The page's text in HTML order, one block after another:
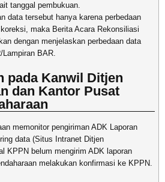
tanggal pembukuan.
data tersebut hanya karena perbedaan
maka Berita Acara Rekonsiliasi
dengan menjelaskan perbedaan data
BAR.
pada Kanwil Ditjen
dan Kantor Pusat
memonitor pengiriman ADK Laporan
data (Situs Intranet Ditjen
KPPN belum mengirim ADK laporan
melakukan konfirmasi ke KPPN.